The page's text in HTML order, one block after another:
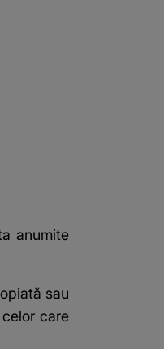
anumite
sau
care